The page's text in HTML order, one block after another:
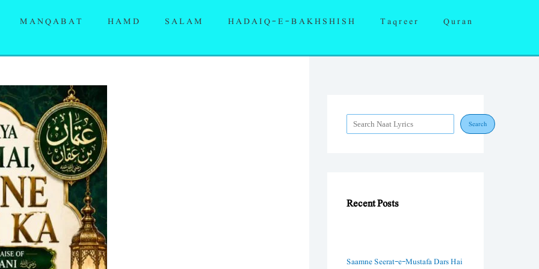
MANQABAT HAMD SALAM HADAIQ-E-BAKHSHISH Taqreer Quran
e
Search
Recent Posts
Saamne Seerat-e-Mustafa Dars Hai